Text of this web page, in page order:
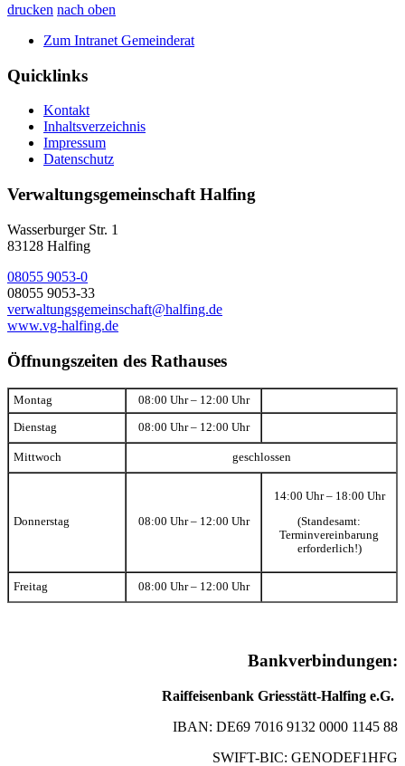
drucken nach oben
Zum Intranet Gemeinderat
Quicklinks
Kontakt
Inhaltsverzeichnis
Impressum
Datenschutz
Verwaltungsgemeinschaft Halfing
Wasserburger Str. 1
83128 Halfing
08055 9053-0
08055 9053-33
verwaltungsgemeinschaft@halfing.de
www.vg-halfing.de
Öffnungszeiten des Rathauses
Montag 08:00 Uhr – 12:00 Uhr
Dienstag 08:00 Uhr – 12:00 Uhr
Mittwoch geschlossen
Donnerstag 08:00 Uhr – 12:00 Uhr
14:00 Uhr – 18:00 Uhr
(Standesamt:
Terminvereinbarung
erforderlich!)
Freitag 08:00 Uhr – 12:00 Uhr
Bankverbindungen:
Raiffeisenbank Griesstätt-Halfing e.G.
IBAN: DE69 7016 9132 0000 1145 88
SWIFT-BIC: GENODEF1HFG